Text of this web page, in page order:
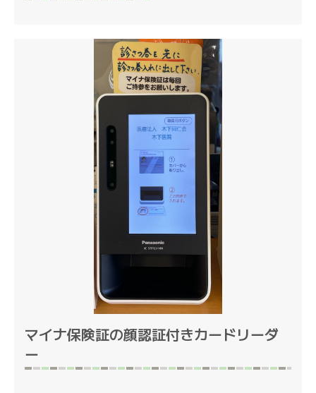
マイナ保険証の顔認証付きカードリーダ
ー